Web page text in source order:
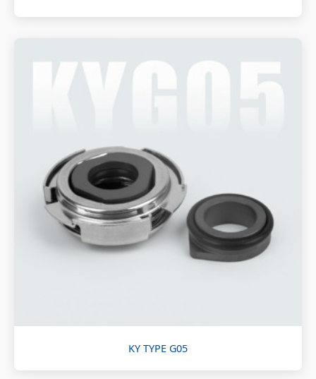
KY TYPE G05